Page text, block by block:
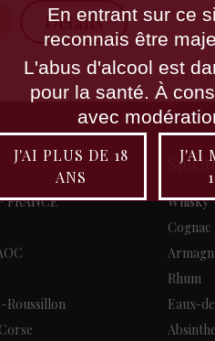
Détails
FRANCE
Roussillon
Whisky
Cognac
Rhum
Eaux-
En entrant sur ce
reconnais être
L'abus d'alcool est
pour la santé. À
avec
J'AI PLUS DE 18
ANS
J'AI